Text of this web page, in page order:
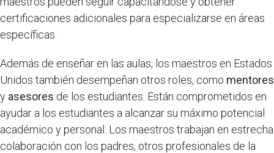
certificaciones adicionales para especializarse en áreas
específicas.
Además de enseñar en las aulas, los maestros en Estados
Unidos también desempeñan otros roles, como mentores
y asesores de los estudiantes. Están comprometidos en
ayudar a los estudiantes a alcanzar su máximo potencial
académico y personal. Los maestros trabajan en estrecha
colaboración con los padres, otros profesionales de la